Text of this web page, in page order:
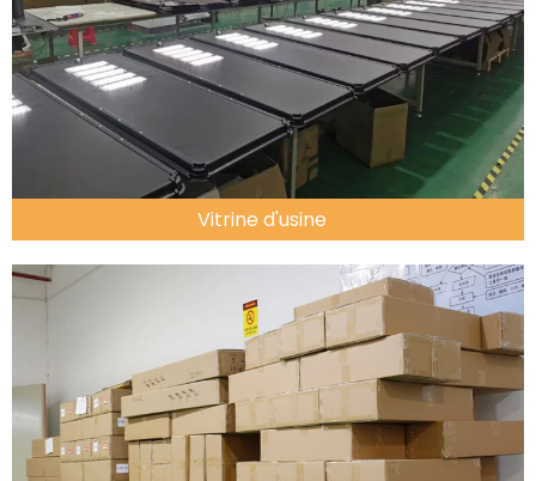
Vitrine d'usine